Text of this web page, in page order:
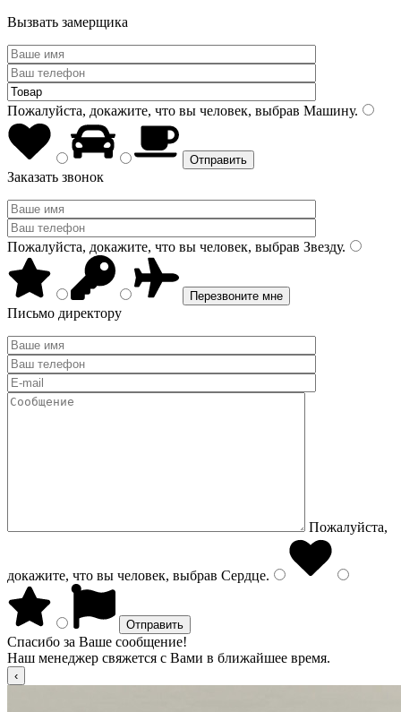
Вызвать замерщика
Пожалуйста, докажите, что вы человек, выбрав Машину.
Заказать звонок
Пожалуйста, докажите, что вы человек, выбрав Звезду.
Письмо директору
Пожалуйста,
докажите, что вы человек, выбрав Сердце.
Спасибо за Ваше сообщение!
Наш менеджер свяжется с Вами в ближайшее время.